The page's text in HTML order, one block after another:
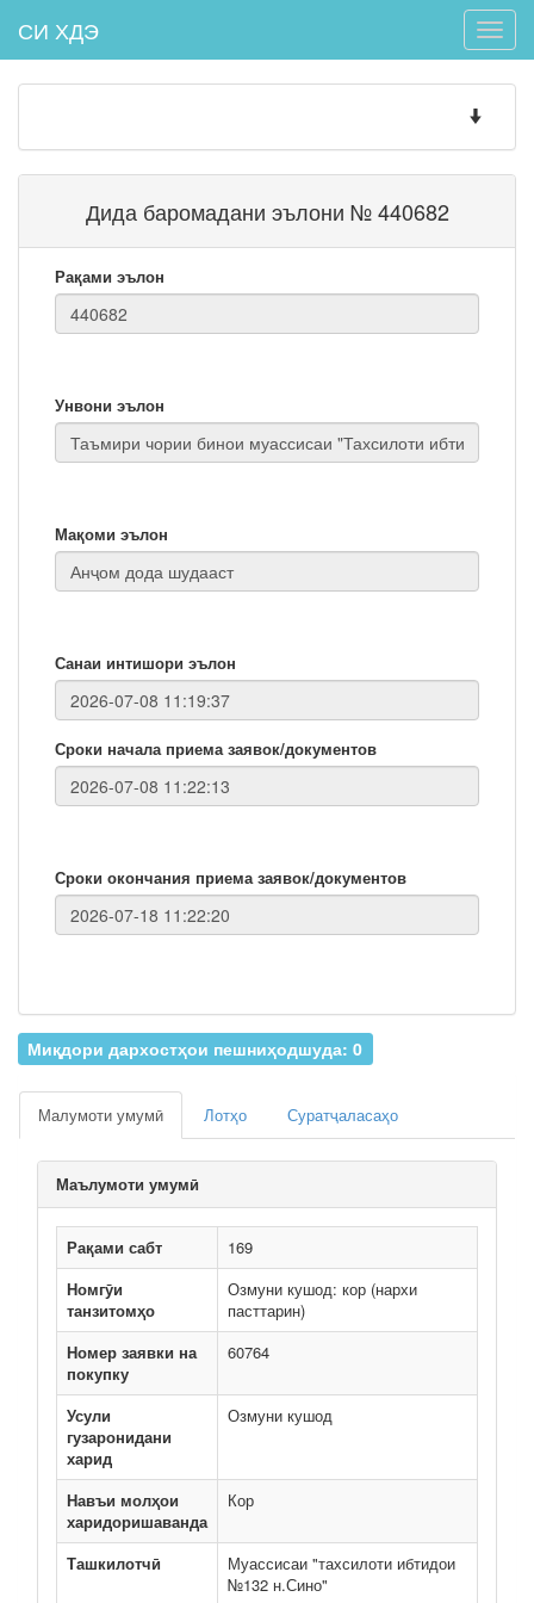
Toggle
СИ ХДЭ
Toggle
Дида баромадани эълони № 440682
Рақами эълон
Унвони эълон
Мақоми эълон
Санаи интишори эълон
Сроки начала приема заявок/документов
Сроки окончания приема заявок/документов
Миқдори дархостҳои пешниҳодшуда: 0
Малумоти умумӣ Лотҳо Суратҷаласаҳо
Маълумоти умумӣ
Рақами сабт
169
Номгӯи
танзитомҳо
Озмуни кушод: кор (нархи
пасттарин)
Номер заявки на
покупку
60764
Усули
гузаронидани
харид
Озмуни кушод
Навъи молҳои
харидоришаванда
Кор
Ташкилотчӣ
Муассисаи "тахсилоти ибтидои
№132 н.Сино"